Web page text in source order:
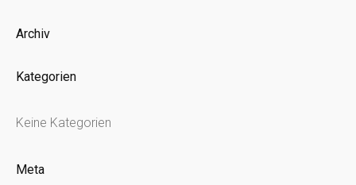
Archiv
Kategorien
Keine Kategorien
Meta